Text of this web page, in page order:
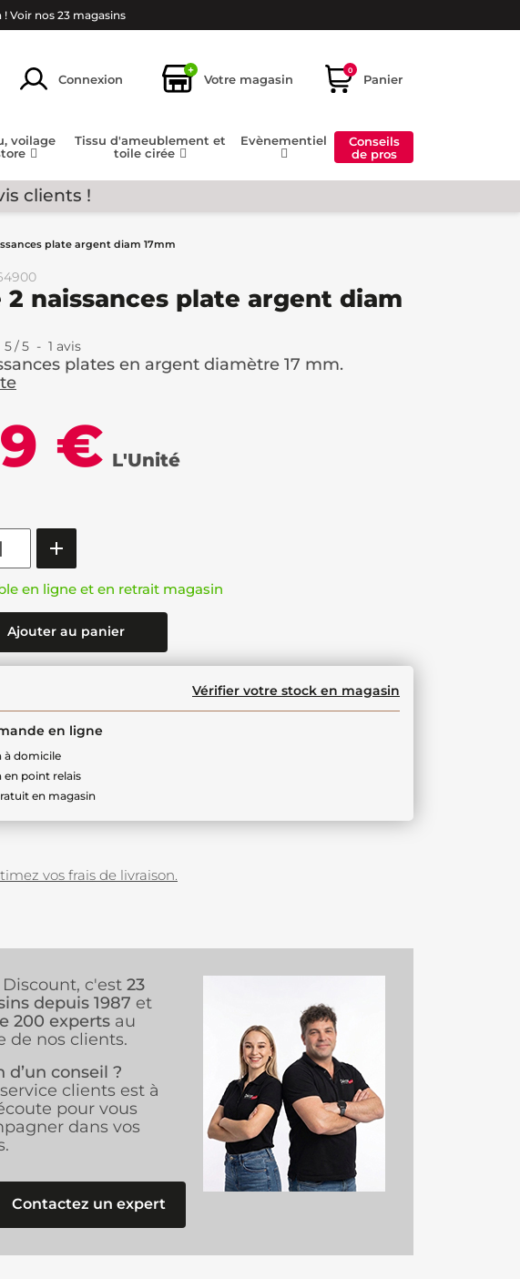
!Voir nos 23 magasins
Connexion
+
Votre magasin
0
Panier
voilage
Tissu d'ameublement et
toile cirée
Evènementiel
Conseils
de pros
clients !
plate argent diam 17mm
2 naissances plate argent diam
5/5 - 1 avis
plates en argent diamètre 17 mm.
€ L'Unité
en ligne et en retrait magasin
Ajouter au panier
Vérifier votre stock en magasin
en ligne
à domicile
en point relais
en magasin
vos frais de livraison.
c'est 23
depuis 1987 et
200 experts au
de nos clients.
d’un conseil ?
clients est à
pour vous
dans vos
Contactez un expert